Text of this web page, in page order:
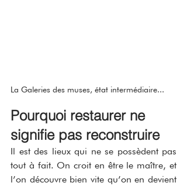
La Galeries des muses, état intermédiaire...
Pourquoi restaurer ne
signifie pas reconstruire
Il est des lieux qui ne se possèdent pas
tout à fait. On croit en être le maître, et
l’on découvre bien vite qu’on en devient